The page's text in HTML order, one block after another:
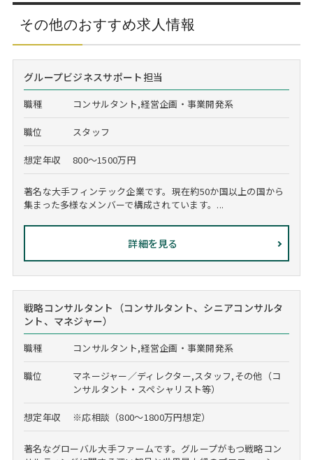
その他のおすすめ求人情報
グループビジネスサポート担当
職種 コンサルタント,経営企画・事業開発系
職位 スタッフ
想定年収 800～1500万円
著名な大手フィンテック企業です。現在約50か国以上の国から
集まった多様なメンバーで構成されています。...
詳細を見る
戦略コンサルタント（コンサルタント、シニアコンサルタ
ント、マネジャー）
職種 コンサルタント,経営企画・事業開発系
職位
マネージャー／ディレクター,スタッフ,その他（コ
ンサルタント・スペシャリスト等）
想定年収 ※応相談（800～1800万円想定）
著名なグローバル大手ファームです。グループがもつ戦略コン